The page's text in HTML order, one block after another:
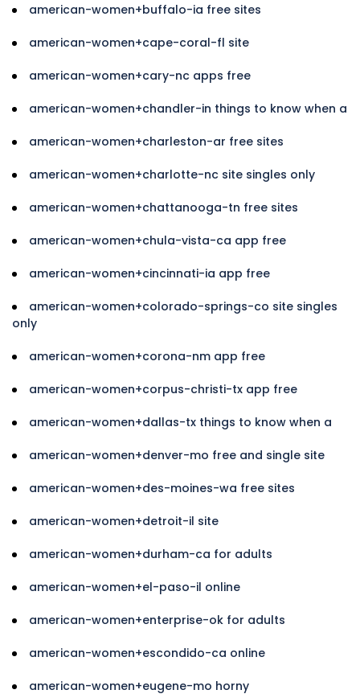
american-women+buffalo-ia free sites
american-women+cape-coral-fl site
american-women+cary-nc apps free
american-women+chandler-in things to know when a
american-women+charleston-ar free sites
american-women+charlotte-nc site singles only
american-women+chattanooga-tn free sites
american-women+chula-vista-ca app free
american-women+cincinnati-ia app free
american-women+colorado-springs-co site singles
only
american-women+corona-nm app free
american-women+corpus-christi-tx app free
american-women+dallas-tx things to know when a
american-women+denver-mo free and single site
american-women+des-moines-wa free sites
american-women+detroit-il site
american-women+durham-ca for adults
american-women+el-paso-il online
american-women+enterprise-ok for adults
american-women+escondido-ca online
american-women+eugene-mo horny